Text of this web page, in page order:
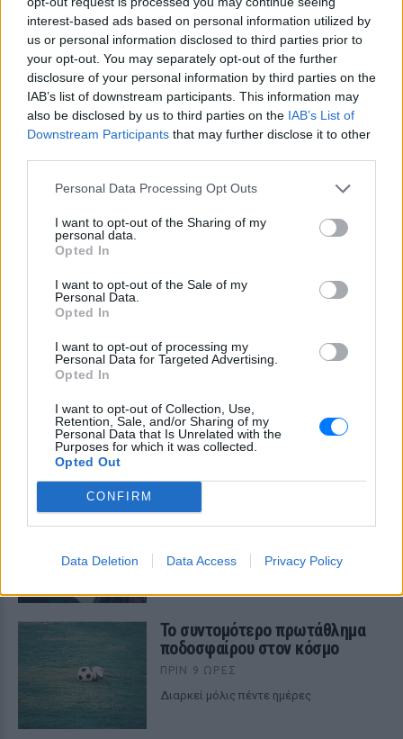
interest-based ads based on personal information utilized by
us or personal information disclosed to third parties prior to
your opt-out. You may separately opt-out of the further
disclosure of your personal information by third parties on the
IAB’s list of downstream participants. This information may
also be disclosed by us to third parties on the IAB’s List of
Downstream Participants that may further disclose it to other
Personal Data Processing Opt Outs
I want to opt-out of the Sharing of my
personal data.
Opted In
I want to opt-out of the Sale of my
Personal Data.
Opted In
I want to opt-out of processing my
Personal Data for Targeted Advertising.
Opted In
I want to opt-out of Collection, Use,
Retention, Sale, and/or Sharing of my
Personal Data that Is Unrelated with the
Purposes for which it was collected.
Opted Out
CONFIRM
Data Deletion Data Access Privacy Policy
ΔΕΙΤΕ ΕΠΙΣΗΣ
ΣΤΗΝ ΙΔΙΑ ΚΑΤΗΓΟΡΙΑ
μια περιουσία από τον Batman
ΠΡΙΝ 9 ΏΡΕΣ
Το συντομότερο πρωτάθλημα
ποδοσφαίρου στον κόσμο
ΠΡΙΝ 9 ΏΡΕΣ
Διαρκεί μόλις πέντε ημέρες